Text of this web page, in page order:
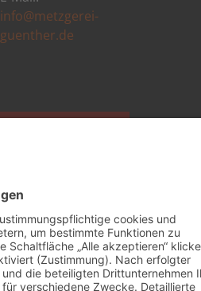
info@metzgerei-
guenther.de